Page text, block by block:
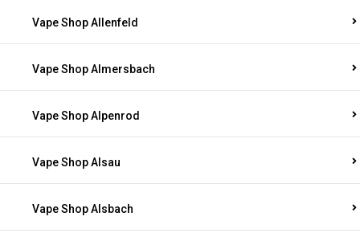
Vape Shop Allenfeld
Vape Shop Almersbach
Vape Shop Alpenrod
Vape Shop Alsau
Vape Shop Alsbach